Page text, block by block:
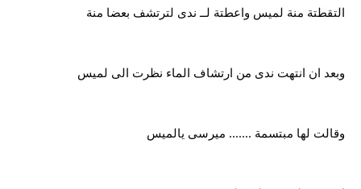
التقطتة منة لميس واعطتة لــ ندى لترتشف بعضا منة
وبعد ان انتهت ندى من ارتشاف الماء نظرت الى لميس
وقالت لها مبتسمة ....... ميرسى يالميس